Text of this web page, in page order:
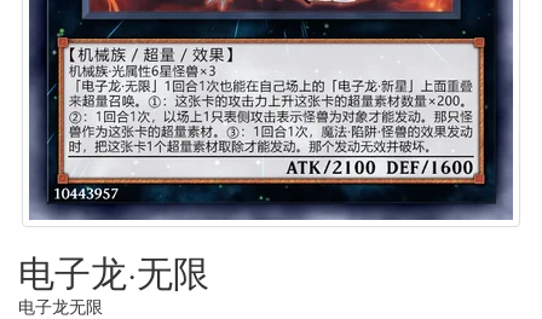
电子龙·无限
电子龙无限